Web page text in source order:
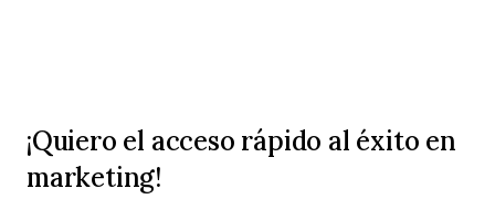
¡Quiero el acceso rápido al éxito en
marketing!